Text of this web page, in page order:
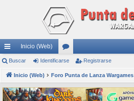
nl
ac
es
Inicio (Web)
or
os
Buscar Identificarse Registrarse
Inicio (Web) Foro Punta de Lanza Wargames